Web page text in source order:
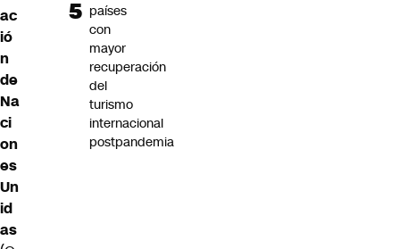
ac
ió
n
de
Na
ci
on
es
Un
id
as
países
con
mayor
recuperación
del
turismo
internacional
postpandemia